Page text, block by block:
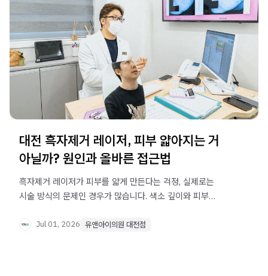
대전 흑자제거 레이저, 피부 얇아지는 거
아닐까? 원인과 올바른 접근법
흑자제거 레이저가 피부를 얇게 만든다는 걱정, 실제로는
시술 방식의 문제인 경우가 많습니다. 색소 깊이와 피부
유앤아이의원에서 안내합니다.
Jul 01, 2026 유앤아이의원 대전점